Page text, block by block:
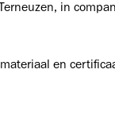
in
en